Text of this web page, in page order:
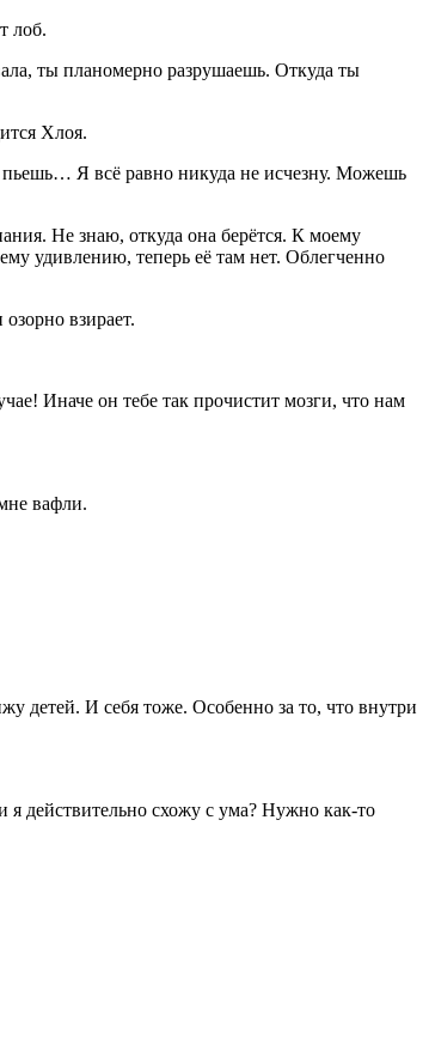
лоб.
ты планомерно разрушаешь. Откуда ты
Хлоя.
Я всё равно никуда не исчезну. Можешь
Не знаю, откуда она берётся. К моему
удивлению, теперь её там нет. Облегченно
взирает.
Иначе он тебе так прочистит мозги, что нам
вафли.
детей. И себя тоже. Особенно за то, что внутри
действительно схожу с ума? Нужно как-то